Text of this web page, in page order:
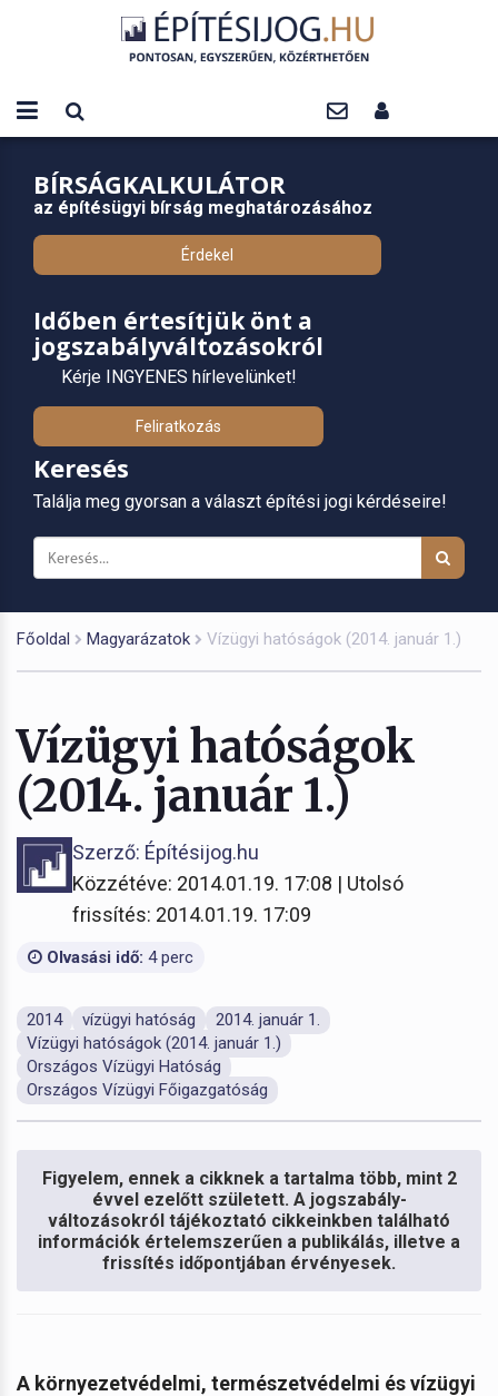
BÍRSÁGKALKULÁTOR
az építésügyi bírság meghatározásához
Érdekel
Időben értesítjük önt a
jogszabályváltozásokról
Kérje INGYENES hírlevelünket!
Feliratkozás
Keresés
Találja meg gyorsan a választ építési jogi kérdéseire!
Főoldal Magyarázatok Vízügyi hatóságok (2014. január 1.)
Vízügyi hatóságok
(2014. január 1.)
Szerző: Építésijog.hu
Közzétéve: 2014.01.19. 17:08 | Utolsó
frissítés: 2014.01.19. 17:09
Olvasási idő: 4 perc
2014 vízügyi hatóság
2014. január 1.
Vízügyi hatóságok (2014. január 1.)
Országos Vízügyi Hatóság
Országos Vízügyi Főigazgatóság
Figyelem, ennek a cikknek a tartalma több, mint 2
évvel ezelőtt született. A jogszabály-
változásokról tájékoztató cikkeinkben található
információk értelemszerűen a publikálás, illetve a
frissítés időpontjában érvényesek.
A környezetvédelmi, természetvédelmi és vízügyi